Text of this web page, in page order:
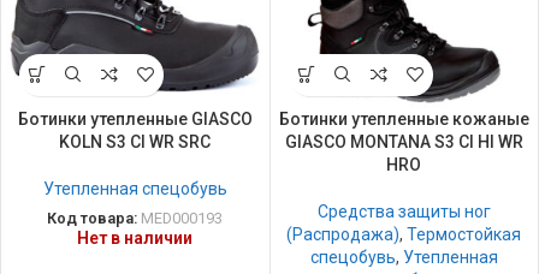
Ботинки утепленные GIASCO
KOLN S3 CI WR SRC
Утепленная спецобувь
Код товара: MED000193
Нет в наличии
Ботинки утепленные кожаные
GIASCO MONTANA S3 CI HI WR
HRO
Средства защиты ног
(Распродажа),Термостойкая
спецобувь, Утепленная